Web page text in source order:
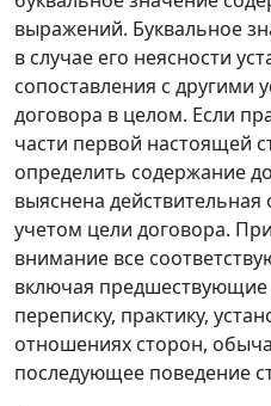
выражений. Буквальное
в случае его неясности
сопоставления с другими
договора в целом. Если
части первой настоящей
определить содержание
выяснена
учетом цели договора.
внимание все
включая предшествующие
переписку, практику,
отношениях сторон,
последующее поведение